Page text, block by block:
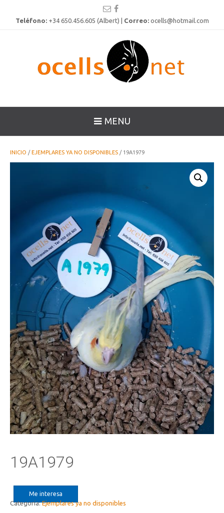
Teléfono:+34 650.456.605 (Albert) | Correo: ocells@hotmail.com
MENU
INICIO /EJEMPLARES YA NO DISPONIBLES / 19A1979
19A1979
Me interesa
Categoría:Ejemplares ya no disponibles